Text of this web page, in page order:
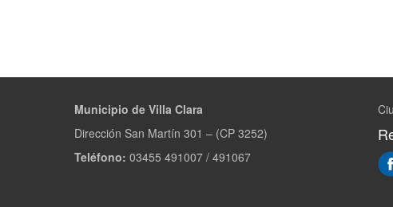
Municipio de Villa Clara
Dirección San Martín 301 – (CP 3252)
Teléfono: 03455 491007 / 491067